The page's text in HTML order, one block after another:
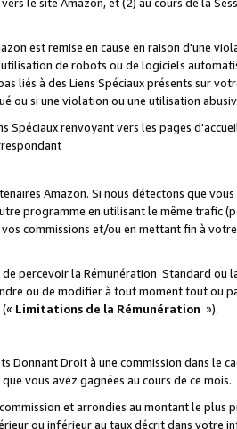
est remise en cause en raison d'une
de robots ou de logiciels
liés à des Liens Spéciaux présents sur
ou si une violation ou une utilisation
Spéciaux renvoyant vers les pages
Amazon. Si nous détectons que
programme en utilisant le même trafic
commissions et/ou en mettant fin à
percevoir la Rémunération Standard ou
ou de modifier à tout moment tout ou
(« Limitations de la Rémunération »).
Donnant Droit à une commission dans le
vous avez gagnées au cours de ce mois.
et arrondies au montant le plus
ou inférieur au taux décrit dans votre